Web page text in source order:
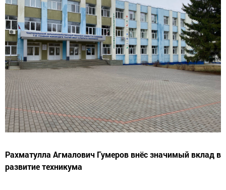
Рахматулла Агмалович Гумеров внёс значимый вклад в
развитие техникума